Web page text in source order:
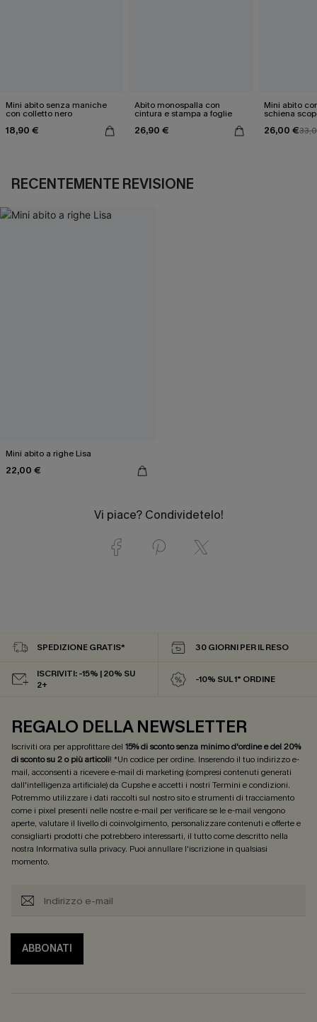
Mini abito senza maniche
con colletto nero
18,90 €
Abito monospalla con
cintura e stampa a foglie
26,90 €
Mini abito
schiena
26,00 €
RECENTEMENTE REVISIONE
Mini abito a righe Lisa
22,00 €
Vi piace? Condividetelo!
SPEDIZIONE GRATIS* 30 GIORNI PER IL RESO
ISCRIVITI: -15% | 20% SU
2+
-10% SUL 1° ORDINE
REGALO DELLA NEWSLETTER
Iscriviti ora per approfittare del 15% di sconto senza minimo d'ordine e del 20%
di sconto su 2 o più articoli! *Un codice per ordine. Inserendo il tuo indirizzo e-
mail, acconsenti a ricevere e-mail di marketing (compresi contenuti generati
dall'intelligenza artificiale) da Cupshe e accetti i nostri Termini e condizioni.
Potremmo utilizzare i dati raccolti sul nostro sito e strumenti di tracciamento
come i pixel presenti nelle nostre e-mail per verificare se le e-mail vengono
aperte, valutare il livello di coinvolgimento, personalizzare contenuti e offerte e
consigliarti prodotti che potrebbero interessarti, il tutto come descritto nella
nostra Informativa sulla privacy. Puoi annullare l'iscrizione in qualsiasi
momento.
ABBONATI